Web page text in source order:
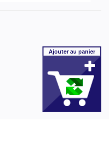
Ajouterau panier